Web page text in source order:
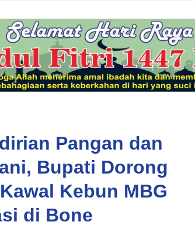
Pangan dan
Bupati Dorong
Kebun MBG
di Bone